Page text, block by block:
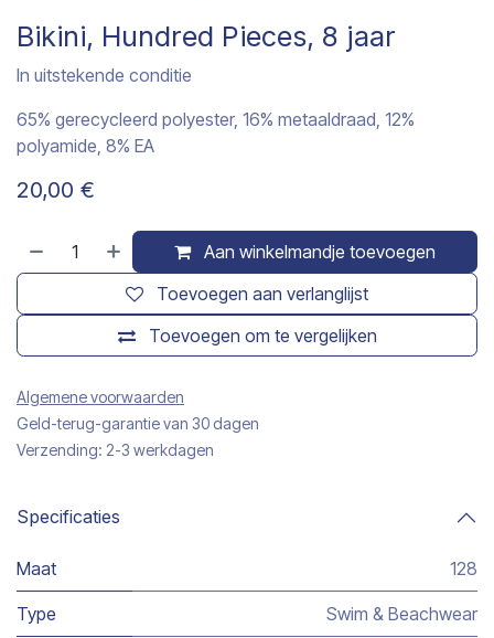
Bikini, Hundred Pieces, 8 jaar
In uitstekende conditie
65% gerecycleerd polyester, 16% metaaldraad, 12%
polyamide, 8% EA
20,00 €
Aan winkelmandje toevoegen
Toevoegen om te vergelijken
Toevoegen aan verlanglijst
Algemene voorwaarden
Geld-terug-garantie van 30 dagen
Verzending: 2-3 werkdagen
Specificaties
Maat 128
Type Swim & Beachwear